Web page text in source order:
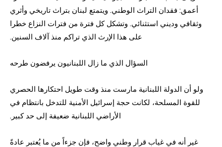
أعمق: فقدان التراث الوطني. ويتمتع لبنان بتراث تاريخي وأثري
وثقافي وديني استثنائي. وتشكل كل فترة من فترات النزاع خطرا
على هذا الإرث الذي تراكم منذ آلاف السنين.
السؤال الذي ما زال اللبنانيون يرفضون طرحه
ولو أن الدولة اللبنانية مارست منذ وقت طويل احتكارها الحصري
للقوة المسلحة، لكانت حجة إسرائيل الأمنية للتدخل بانتظام في
الأراضي اللبنانية ضعيفة إلى حد كبير.
غير أنه في غياب قرار وطني واضح، فإن جزءاً من ما يُعتبر عادةً